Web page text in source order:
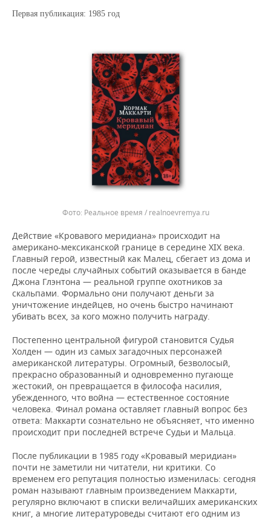
Первая публикация: 1985 год
Реальное время / realnoevremya.ru
Действие «Кровавого меридиана» происходит на
американо-мексиканской границе в середине XIX века.
Главный герой, известный как Малец, сбегает из дома и
после череды случайных событий оказывается в банде
Джона Глэнтона — реальной группе охотников за
скальпами. Формально они получают деньги за
уничтожение индейцев, но очень быстро начинают
убивать всех, за кого можно получить награду.
Постепенно центральной фигурой становится Судья
Холден — один из самых загадочных персонажей
американской литературы. Огромный, безволосый,
прекрасно образованный и одновременно пугающе
жестокий, он превращается в философа насилия,
убежденного, что война — естественное состояние
человека. Финал романа оставляет главный вопрос без
ответа: Маккарти сознательно не объясняет, что именно
происходит при последней встрече Судьи и Мальца.
После публикации в 1985 году «Кровавый меридиан»
почти не заметили ни читатели, ни критики. Со
временем его репутация полностью изменилась: сегодня
роман называют главным произведением Маккарти,
регулярно включают в списки величайших американских
книг, а многие литературоведы считают его одним из